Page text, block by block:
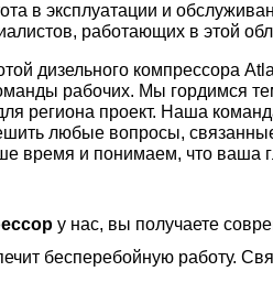
в эксплуатации и
работающих в этой
дизельного компрессора
рабочих. Мы гордимся
региона проект. Наша
любые вопросы,
время и понимаем, что ваша
у нас, вы получаете
бесперебойную работу.